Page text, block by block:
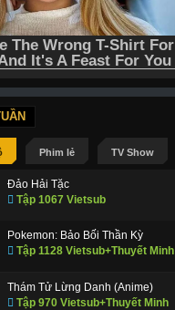
Phim lẻ TV Show
Đảo Hải Tặc
Tập 1067 Vietsub
Pokemon: Bảo Bối Thần Kỳ
Tập 1128 Vietsub+Thuyết Minh
Thám Tử Lừng Danh (Anime)
Tập 970 Vietsub+Thuyết Minh